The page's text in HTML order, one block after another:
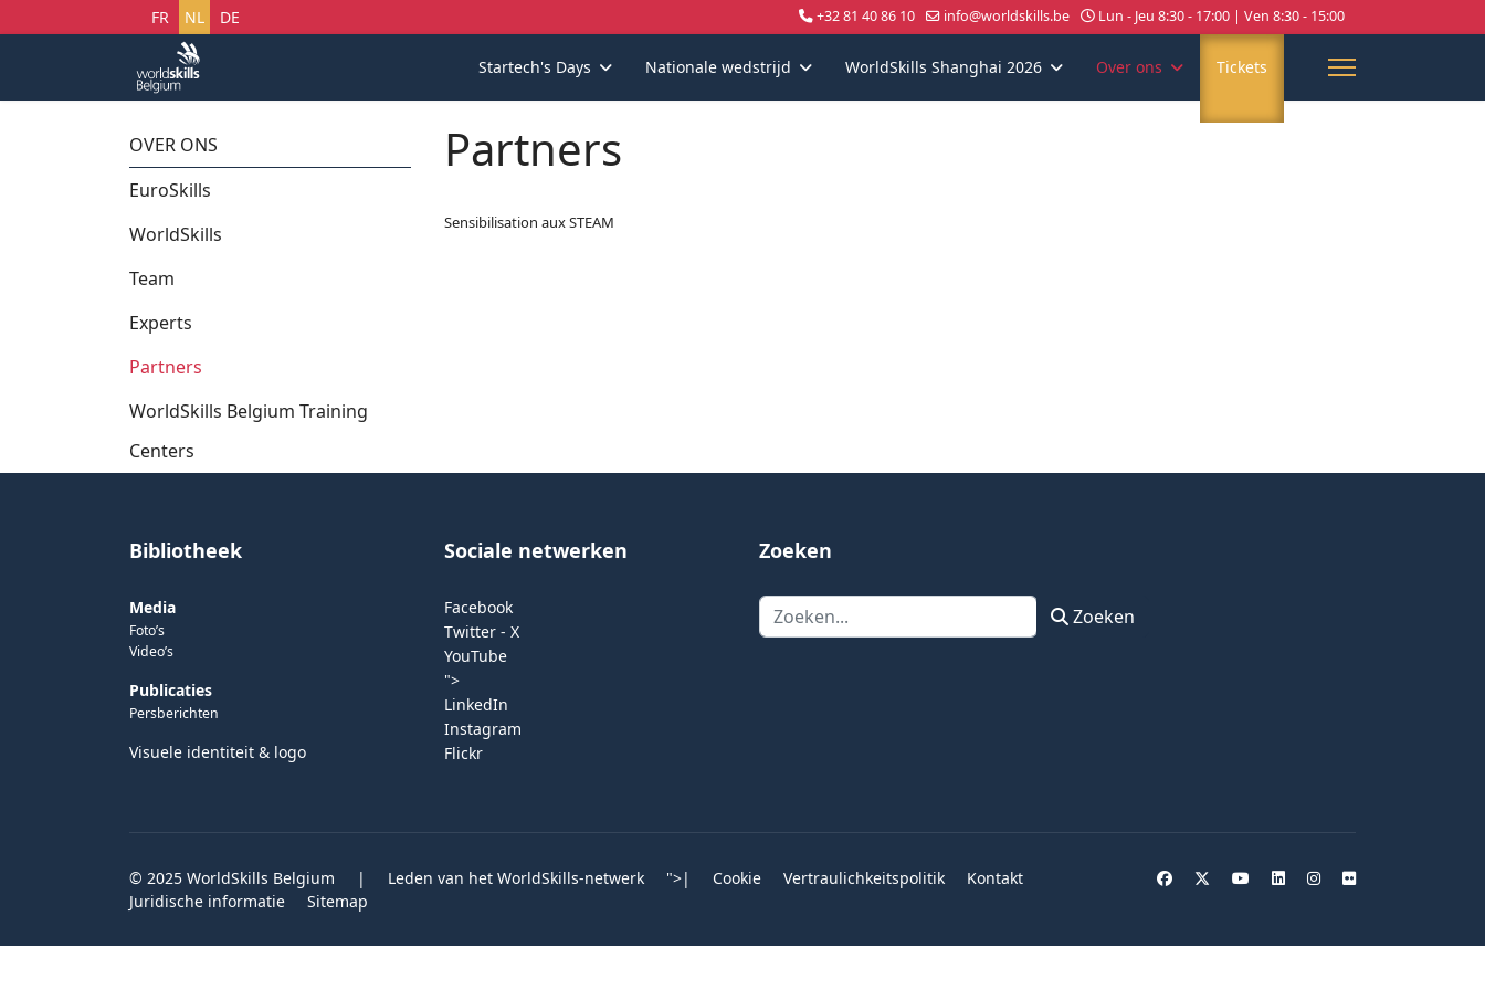
Selecteer uw taal
FR NL DE +32 81 40 86 10 info@worldskills.be Lun - Jeu 8:30 - 17:00 | Ven 8:30 - 15:00
Startech's Days Nationale wedstrijd WorldSkills Shanghai 2026 Over ons Tickets
OVER ONS
EuroSkills
WorldSkills
Team
Experts
Partners
WorldSkills Belgium Training
Centers
Partners
Sensibilisation aux STEAM
Bibliotheek
Media
Foto’s
Video’s
Publicaties
Persberichten
Visuele identiteit & logo
Sociale netwerken
Facebook
Twitter - X
YouTube
">
LinkedIn
Instagram
Flickr
Zoeken
Zoeken Zoeken
© 2025 WorldSkills Belgium | Leden van het WorldSkills-netwerk ">| Cookie Vertraulichkeitspolitik
Kontakt
Juridische informatie
Sitemap